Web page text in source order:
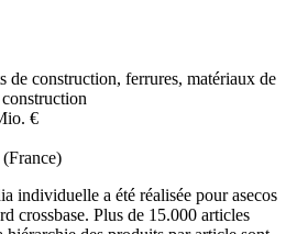
de construction, ferrures, matériaux de
€
individuelle a été réalisée pour asecos
crossbase. Plus de 15.000 articles